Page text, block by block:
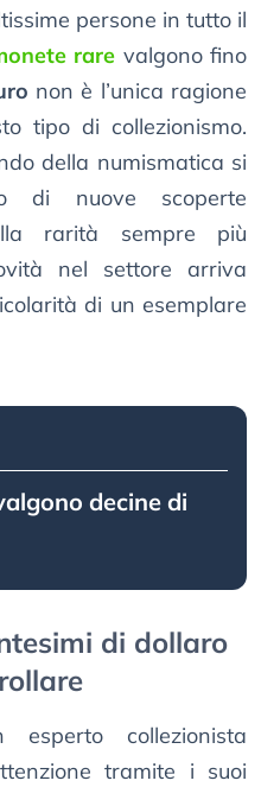
persone in tutto il
rare valgono fino
non è l’unica ragione
tipo di collezionismo.
della numismatica si
di nuove scoperte
rarità sempre più
nel settore arriva
di un esemplare
decine di
di dollaro
collezionista
tramite i suoi